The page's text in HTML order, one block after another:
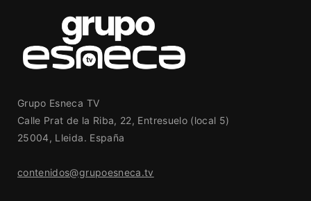
Grupo Esneca TV
Calle Prat de la Riba, 22, Entresuelo (local 5)
25004, Lleida. España
contenidos@grupoesneca.tv